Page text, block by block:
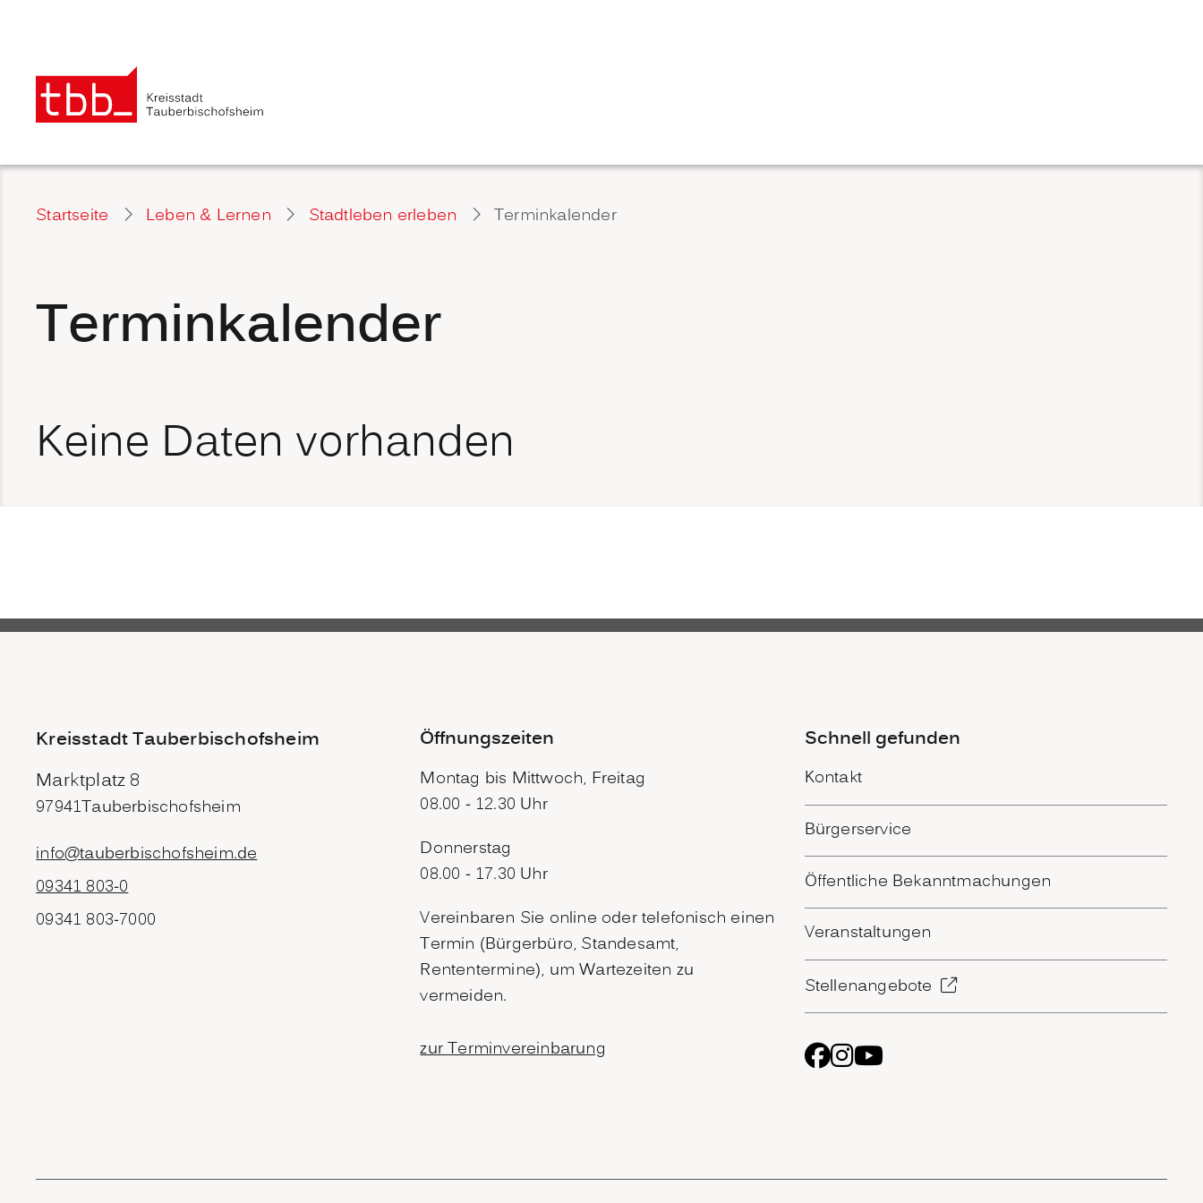
Startseite Leben & Lernen Stadtleben erleben Terminkalender
Terminkalender
Keine Daten vorhanden
Kreisstadt Tauberbischofsheim
Marktplatz 8
97941Tauberbischofsheim
info@tauberbischofsheim.de
09341 803-0
09341 803-7000
Öffnungszeiten
Montag bis Mittwoch, Freitag
08.00 - 12.30 Uhr
Donnerstag
08.00 - 17.30 Uhr
Vereinbaren Sie online oder telefonisch einen
Termin (Bürgerbüro, Standesamt,
Rententermine), um Wartezeiten zu
vermeiden.
zur Terminvereinbarung
Schnell gefunden
Kontakt
Bürgerservice
Öffentliche Bekanntmachungen
Veranstaltungen
Stellenangebote